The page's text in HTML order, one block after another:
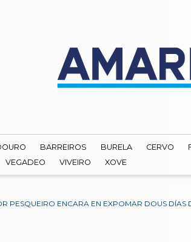
BARREIROS BURELA CERVO
VEGADEO VIVEIRO XOVE
PESQUEIRO ENCARA EN EXPOMAR DOUS DÍAS